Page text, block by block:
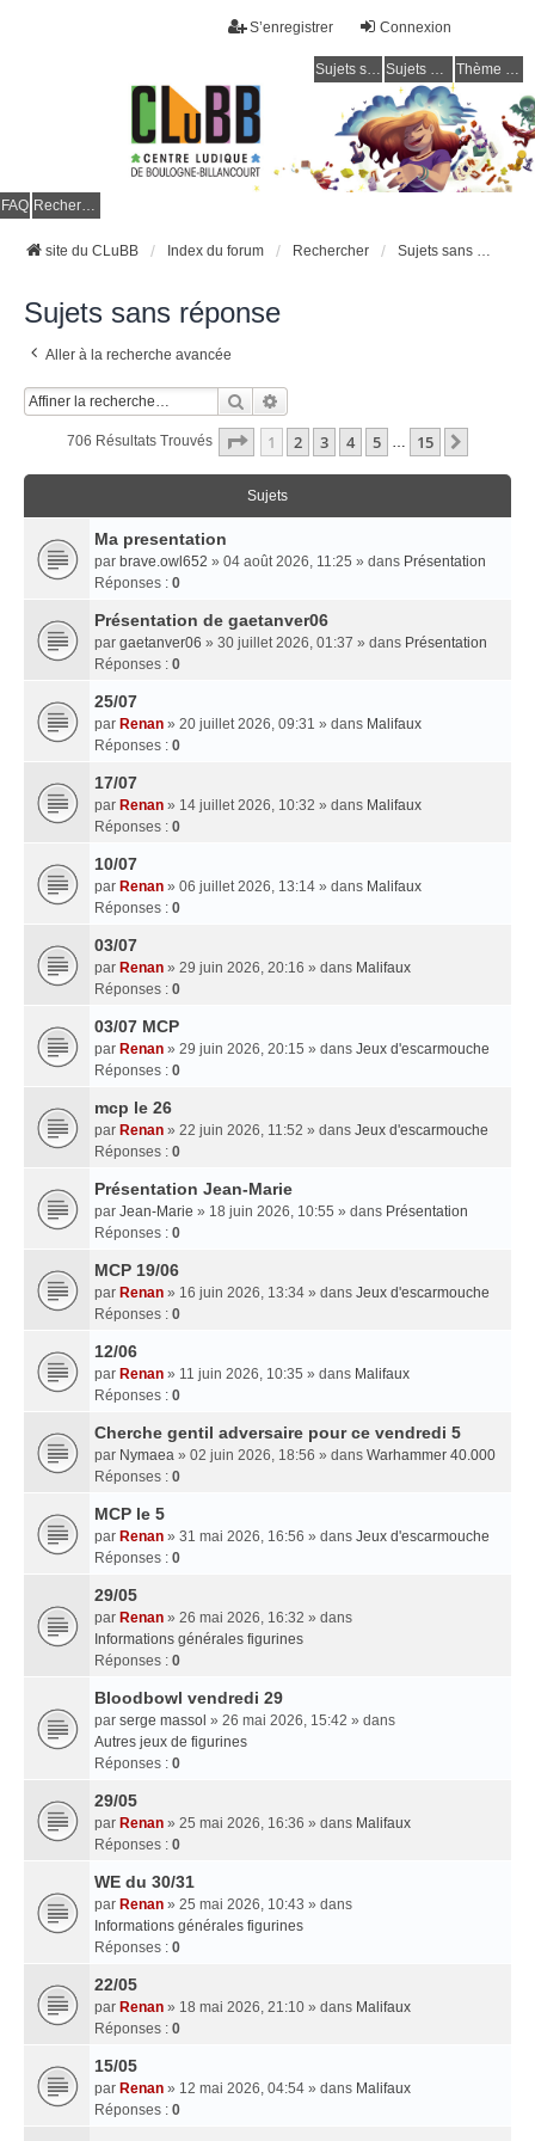
Connexion
S’enregistrer
Sujets sans réponse Sujets actifs Thème clair / foncé
FAQ Rechercher
site du CLuBB Index du forum Rechercher Sujets sans réponse
Sujets sans réponse
Aller à la recherche avancée
Rechercher
706 Résultats Trouvés Page 1Sur
1 2 3 4 5 … 15
Sujets
Ma presentation
par brave.owl652 » 04 août 2026, 11:25 » dans Présentation
Réponses : 0
Présentation de gaetanver06
par gaetanver06 » 30 juillet 2026, 01:37 » dans Présentation
Réponses : 0
25/07
par Renan » 20 juillet 2026, 09:31 » dans Malifaux
Réponses : 0
17/07
par Renan » 14 juillet 2026, 10:32 » dans Malifaux
Réponses : 0
10/07
par Renan » 06 juillet 2026, 13:14 » dans Malifaux
Réponses : 0
03/07
par Renan » 29 juin 2026, 20:16 » dans Malifaux
Réponses : 0
03/07 MCP
par Renan » 29 juin 2026, 20:15 » dans Jeux d'escarmouche
Réponses : 0
mcp le 26
par Renan » 22 juin 2026, 11:52 » dans Jeux d'escarmouche
Réponses : 0
Présentation Jean-Marie
par Jean-Marie » 18 juin 2026, 10:55 » dans Présentation
Réponses : 0
MCP 19/06
par Renan » 16 juin 2026, 13:34 » dans Jeux d'escarmouche
Réponses : 0
12/06
par Renan » 11 juin 2026, 10:35 » dans Malifaux
Réponses : 0
Cherche gentil adversaire pour ce vendredi 5
par Nymaea » 02 juin 2026, 18:56 » dans Warhammer 40.000
Réponses : 0
MCP le 5
par Renan » 31 mai 2026, 16:56 » dans Jeux d'escarmouche
Réponses : 0
29/05
par Renan » 26 mai 2026, 16:32 » dans
Informations générales figurines
Réponses : 0
Bloodbowl vendredi 29
par serge massol » 26 mai 2026, 15:42 » dans
Autres jeux de figurines
Réponses : 0
29/05
par Renan » 25 mai 2026, 16:36 » dans Malifaux
Réponses : 0
WE du 30/31
par Renan » 25 mai 2026, 10:43 » dans
Informations générales figurines
Réponses : 0
22/05
par Renan » 18 mai 2026, 21:10 » dans Malifaux
Réponses : 0
15/05
par Renan » 12 mai 2026, 04:54 » dans Malifaux
Réponses : 0